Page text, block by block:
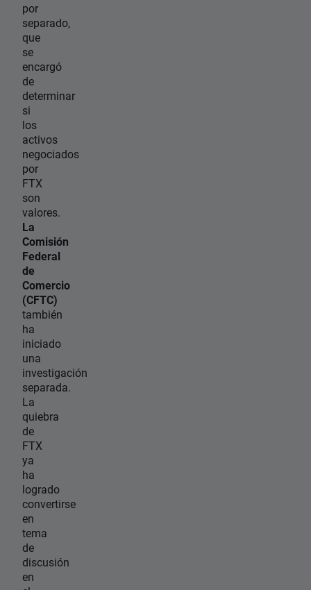
por
separado,
que
se
encargó
de
determinar
si
los
activos
negociados
por
FTX
son
valores.
La
Comisión
Federal
de
Comercio
(CFTC)
también
ha
iniciado
una
investigación
separada.
La
quiebra
de
FTX
ya
ha
logrado
convertirse
en
tema
de
discusión
en